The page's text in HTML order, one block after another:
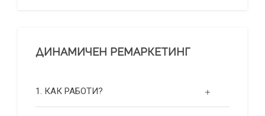
ДИНАМИЧЕН РЕМАРКЕТИНГ
1. КАК РАБОТИ?